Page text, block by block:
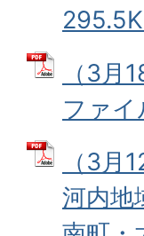
（3
ファ
（3月
河内地